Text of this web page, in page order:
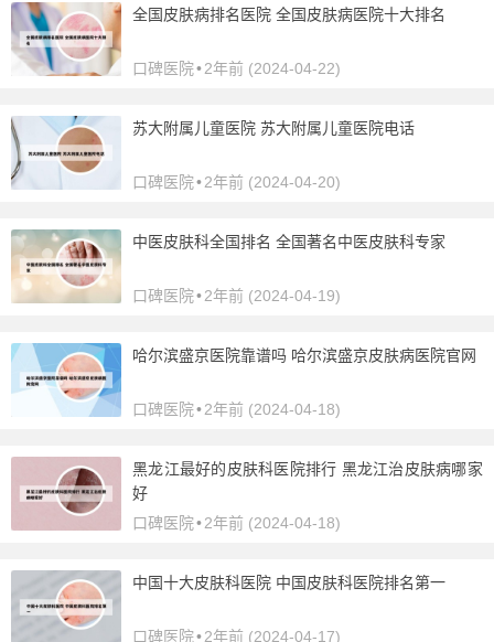
全国皮肤病排名医院 全国皮肤病医院十大排名
口碑医院•2年前 (2024-04-22)
苏大附属儿童医院 苏大附属儿童医院电话
口碑医院•2年前 (2024-04-20)
中医皮肤科全国排名 全国著名中医皮肤科专家
口碑医院•2年前 (2024-04-19)
哈尔滨盛京医院靠谱吗 哈尔滨盛京皮肤病医院官网
口碑医院•2年前 (2024-04-18)
黑龙江最好的皮肤科医院排行 黑龙江治皮肤病哪家
好
口碑医院•2年前 (2024-04-18)
中国十大皮肤科医院 中国皮肤科医院排名第一
口碑医院•2年前 (2024-04-17)